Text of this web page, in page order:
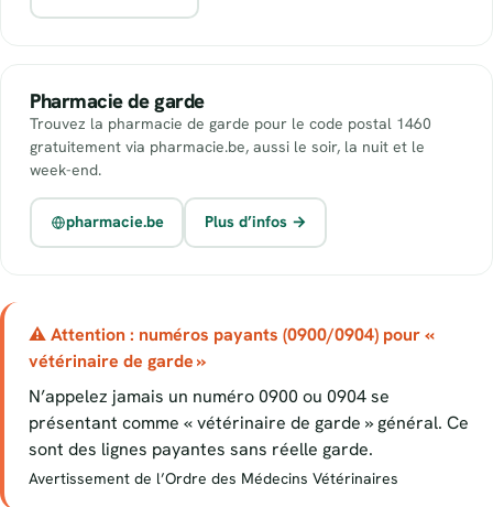
Pharmacie de garde
Trouvez la pharmacie de garde pour le code postal 1460
gratuitement via pharmacie.be, aussi le soir, la nuit et le
week-end.
pharmacie.be Plus d’infos →
⚠ Attention : numéros payants (0900/0904) pour «
vétérinaire de garde »
N’appelez jamais un numéro 0900 ou 0904 se
présentant comme « vétérinaire de garde » général. Ce
sont des lignes payantes sans réelle garde.
Avertissement de l’Ordre des Médecins Vétérinaires